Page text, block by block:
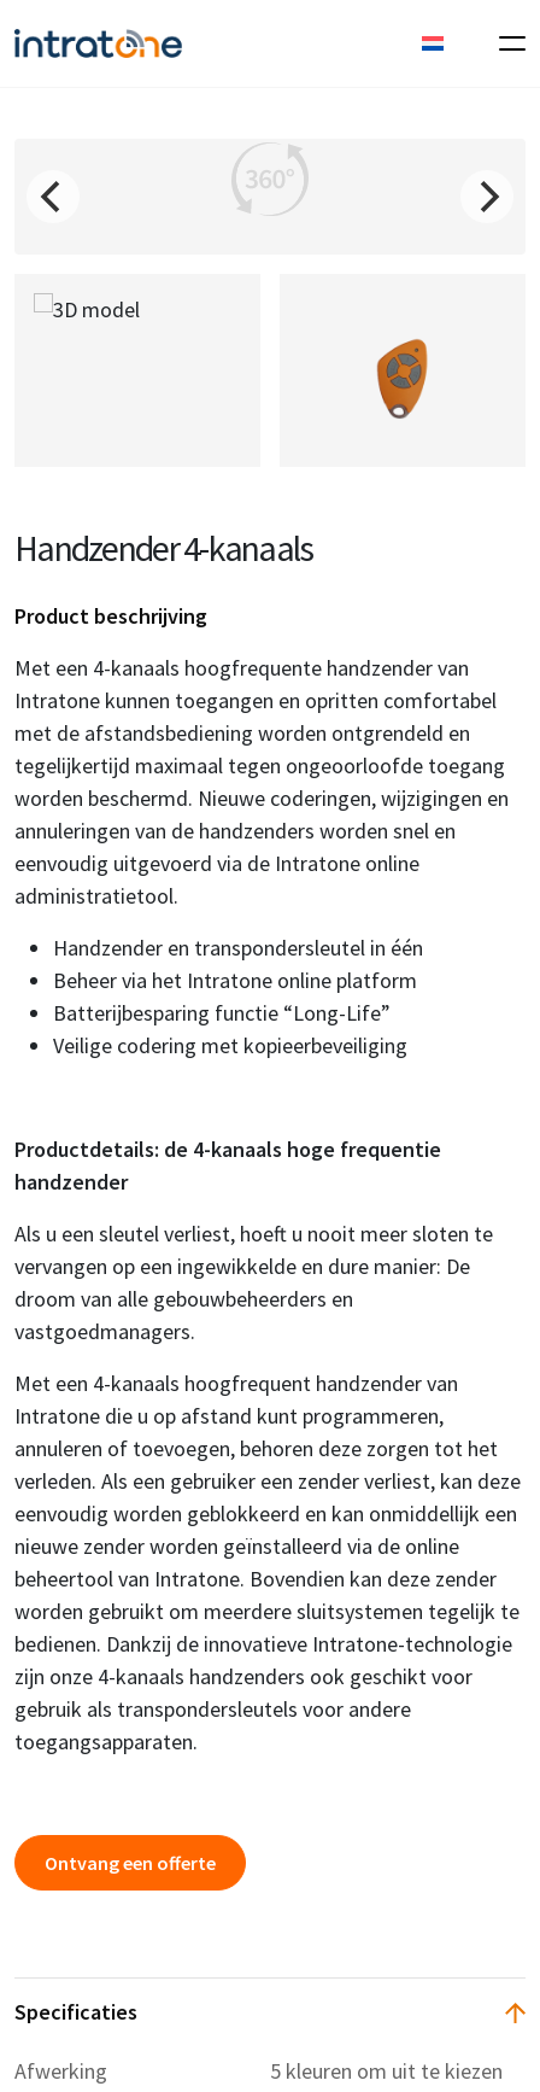
Handzender 4-kanaals
Product beschrijving
Met een 4-kanaals hoogfrequente handzender van
Intratone kunnen toegangen en opritten comfortabel
met de afstandsbediening worden ontgrendeld en
tegelijkertijd maximaal tegen ongeoorloofde toegang
worden beschermd. Nieuwe coderingen, wijzigingen en
annuleringen van de handzenders worden snel en
eenvoudig uitgevoerd via de Intratone online
administratietool.
Handzender en transpondersleutel in één
Beheer via het Intratone online platform
Batterijbesparing functie “Long-Life”
Veilige codering met kopieerbeveiliging
Productdetails: de 4-kanaals hoge frequentie
handzender
Als u een sleutel verliest, hoeft u nooit meer sloten te
vervangen op een ingewikkelde en dure manier: De
droom van alle gebouwbeheerders en
vastgoedmanagers.
Met een 4-kanaals hoogfrequent handzender van
Intratone die u op afstand kunt programmeren,
annuleren of toevoegen, behoren deze zorgen tot het
verleden. Als een gebruiker een zender verliest, kan deze
eenvoudig worden geblokkeerd en kan onmiddellijk een
nieuwe zender worden geïnstalleerd via de online
beheertool van Intratone. Bovendien kan deze zender
worden gebruikt om meerdere sluitsystemen tegelijk te
bedienen. Dankzij de innovatieve Intratone-technologie
zijn onze 4-kanaals handzenders ook geschikt voor
gebruik als transpondersleutels voor andere
toegangsapparaten.
Ontvang een offerte
Specificaties
Afwerking
5 kleuren om uit te kiezen